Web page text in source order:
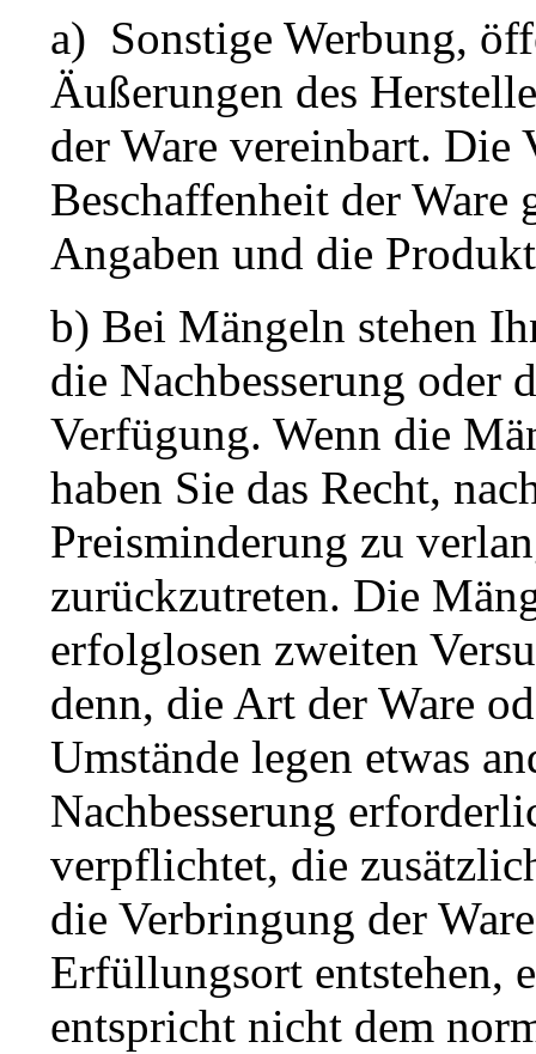
a) Sonstige Werbung,
Äußerungen des
der Ware vereinbart. Die
Beschaffenheit der Ware
Angaben und die
b) Bei Mängeln stehen
die Nachbesserung oder
Verfügung. Wenn die
haben Sie das Recht,
Preisminderung zu
zurückzutreten. Die
erfolglosen zweiten
denn, die Art der Ware
Umstände legen etwas
Nachbesserung
verpflichtet, die
die Verbringung der
Erfüllungsort entstehen,
entspricht nicht dem